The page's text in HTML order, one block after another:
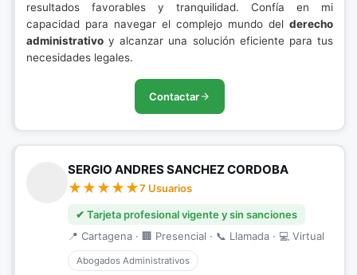
resultados favorables y tranquilidad. Confía en mi
capacidad para navegar el complejo mundo del derecho
administrativo y alcanzar una solución eficiente para tus
necesidades legales.
Contactar
SERGIO ANDRES SANCHEZ CORDOBA
7 Usuarios
✔ Tarjeta profesional vigente y sin sanciones
📍 Cartagena · 🏢 Presencial · 📞 Llamada · 💻 Virtual
Abogados Administrativos